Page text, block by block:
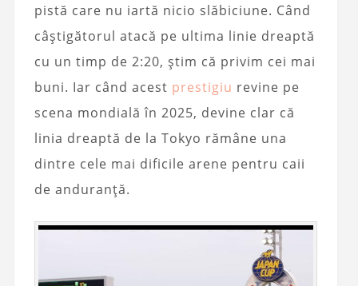
pistă care nu iartă nicio slăbiciune. Când
câștigătorul atacă pe ultima linie dreaptă
cu un timp de 2:20, știm că privim cei mai
buni. Iar când acest prestigiu revine pe
scena mondială în 2025, devine clar că
linia dreaptă de la Tokyo rămâne una
dintre cele mai dificile arene pentru caii
de anduranță.